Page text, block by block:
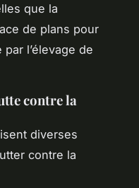
que la
de plans pour
l’élevage de
contre la
diverses
contre la